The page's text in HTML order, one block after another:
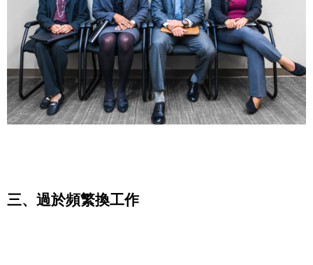
三、過於頻繁換工作